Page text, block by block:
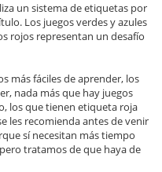
un sistema de etiquetas por
Los juegos verdes y azules
rojos representan un desafío
más fáciles de aprender, los
nada más que hay juegos
los que tienen etiqueta roja
les recomienda antes de venir
sí necesitan más tiempo
tratamos de que haya de